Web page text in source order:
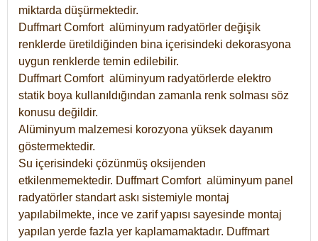
miktarda düşürmektedir.
Duffmart Comfort alüminyum radyatörler değişik
renklerde üretildiğinden bina içerisindeki dekorasyona
uygun renklerde temin edilebilir.
DuffmartComfort alüminyum radyatörlerde elektro
statik boya kullanıldığından zamanla renk solması söz
konusu değildir.
Alüminyum malzemesi korozyona yüksek dayanım
göstermektedir.
Su içerisindeki çözünmüş oksijenden
etkilenmemektedir. DuffmartComfort alüminyum panel
radyatörler standart askı sistemiyle montaj
yapılabilmekte, ince ve zarif yapısı sayesinde montaj
yapılan yerde fazla yer kaplamamaktadır. Duffmart